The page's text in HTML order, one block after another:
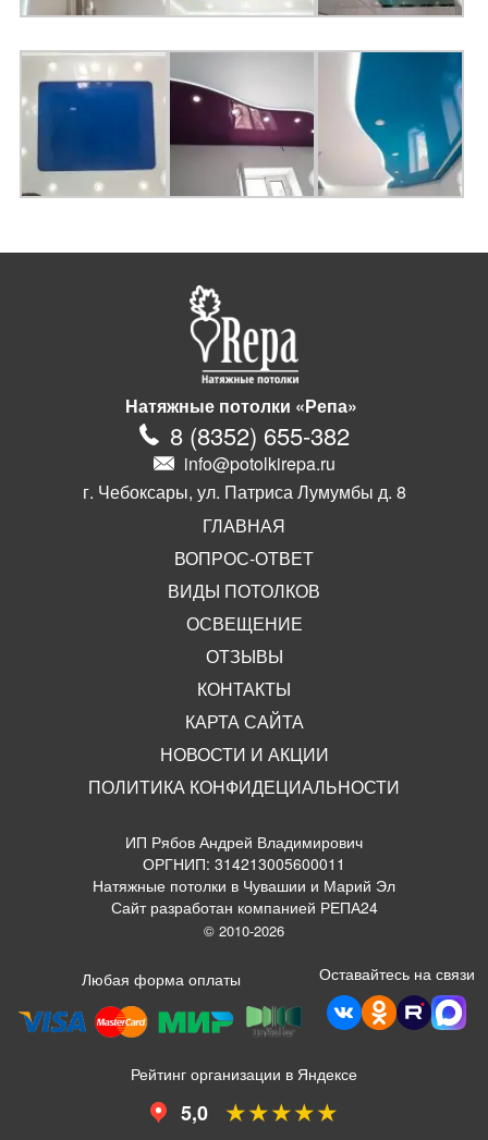
Натяжные потолки «Репа»
8 (8352) 655-382
info@potolkirepa.ru
г. Чебоксары, ул. Патриса Лумумбы д. 8
ГЛАВНАЯ
ВОПРОС-ОТВЕТ
ВИДЫ ПОТОЛКОВ
ОСВЕЩЕНИЕ
ОТЗЫВЫ
КОНТАКТЫ
КАРТА САЙТА
НОВОСТИ И АКЦИИ
ПОЛИТИКА КОНФИДЕЦИАЛЬНОСТИ
ИП Рябов Андрей Владимирович
ОРГНИП: 314213005600011
Натяжные потолки в Чувашии и Марий Эл
Сайт разработан компанией РЕПА24
© 2010-2026
Любая форма оплаты Оставайтесь на связи
Рейтинг организации в Яндексе
5,0 ★★★★★